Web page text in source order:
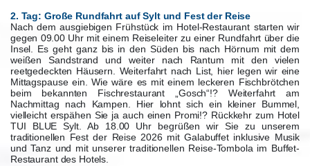
2. Tag: Große Rundfahrt auf Sylt und Fest der Reise
Nach dem ausgiebigen Frühstück im Hotel-Restaurant starten wir
gegen 09.00 Uhr mit einem Reiseleiter zu einer Rundfahrt über die
Insel. Es geht ganz bis in den Süden bis nach Hörnum mit dem
weißen Sandstrand und weiter nach Rantum mit den vielen
reetgedeckten Häusern. Weiterfahrt nach List, hier legen wir eine
Mittagspause ein. Wie wäre es mit einem leckeren Fischbrötchen
beim bekannten Fischrestaurant „Gosch“!? Weiterfahrt am
Nachmittag nach Kampen. Hier lohnt sich ein kleiner Bummel,
vielleicht erspähen Sie ja auch einen Promi!? Rückkehr zum Hotel
TUI BLUE Sylt. Ab 18.00 Uhr begrüßen wir Sie zu unserem
traditionellen Fest der Reise 2026 mit Galabuffet inklusive Musik
und Tanz und mit unserer traditionellen Reise-Tombola im Buffet-
Restaurant des Hotels.